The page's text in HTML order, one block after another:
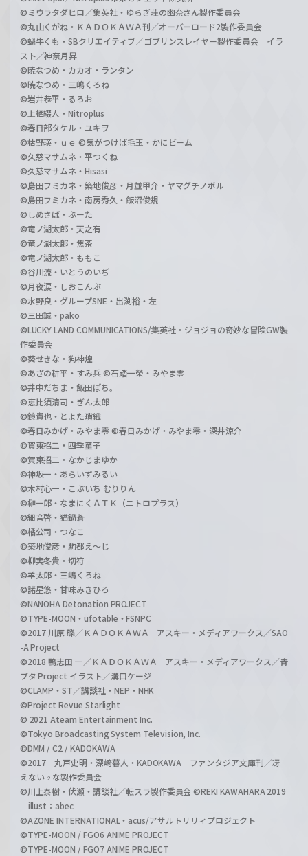
©ミウラタダヒロ／集英社・ゆらぎ荘の幽奈さん製作委員会
©丸山くがね・ＫＡＤＯＫＡＷＡ刊／オーバーロード2製作委員会
©蝸牛くも・SBクリエイティブ／ゴブリンスレイヤー製作委員会 イラ
スト／神奈月昇
©暁なつめ・カカオ・ランタン
©暁なつめ・三嶋くろね
©岩井恭平・るろお
©上栖綴人・Nitroplus
©春日部タケル・ユキヲ
©枯野瑛・ｕｅ ©気がつけば毛玉・かにビーム
©久慈マサムネ・平つくね
©久慈マサムネ・Hisasi
©島田フミカネ・築地俊彦・月並甲介・ヤマグチノボル
©島田フミカネ・南房秀久・飯沼俊規
©しめさば・ぶーた
©竜ノ湖太郎・天之有
©竜ノ湖太郎・焦茶
©竜ノ湖太郎・ももこ
©谷川流・いとうのいぢ
©月夜涙・しおこんぶ
©水野良・グループSNE・出渕裕・左
©三田誠・pako
©LUCKY LAND COMMUNICATIONS/集英社・ジョジョの奇妙な冒険GW製
作委員会
©葵せきな・狗神煌
©あざの耕平・すみ兵 ©石踏一榮・みやま零
©井中だちま・飯田ぽち。
©恵比須清司・ぎん太郎
©鏡貴也・とよた瑣織
©春日みかげ・みやま零 ©春日みかげ・みやま零・深井涼介
©賀東招二・四季童子
©賀東招二・なかじまゆか
©神坂一・あらいずみるい
©木村心一・こぶいち むりりん
©榊一郎・なまにくＡＴＫ（ニトロプラス）
©細音啓・猫鍋蒼
©橘公司・つなこ
©築地俊彦・駒都え～じ
©柳実冬貴・切符
©羊太郎・三嶋くろね
©諸星悠・甘味みきひろ
©NANOHA Detonation PROJECT
©TYPE-MOON・ufotable・FSNPC
©2017 川原 礫／ＫＡＤＯＫＡＷＡ アスキー・メディアワークス／SAO
-A Project
©2018 鴨志田 一／ＫＡＤＯＫＡＷＡ アスキー・メディアワークス／青
ブタ Project イラスト／溝口ケージ
©CLAMP・ST／講談社・NEP・NHK
©Project Revue Starlight
© 2021 Ateam Entertainment Inc.
©Tokyo Broadcasting System Television, Inc.
©DMM / C2 / KADOKAWA
©2017 丸戸史明・深崎暮人・KADOKAWA ファンタジア文庫刊／冴
えない♭な製作委員会
©川上泰樹・伏瀬・講談社／転スラ製作委員会 ©REKI KAWAHARA 2019
illust：abec
©AZONE INTERNATIONAL・acus/アサルトリリィプロジェクト
©TYPE-MOON / FGO6 ANIME PROJECT
©TYPE-MOON / FGO7 ANIME PROJECT